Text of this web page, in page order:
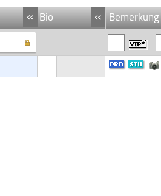
« Bio « Bemerkung